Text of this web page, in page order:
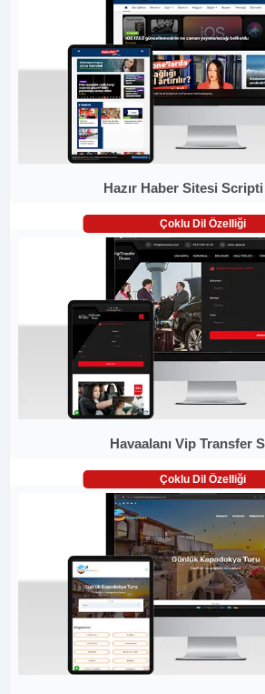
Hazır Haber Sitesi
Çoklu Dil Özelliği
Havaalanı Vip Transfer
Çoklu Dil Özelliği